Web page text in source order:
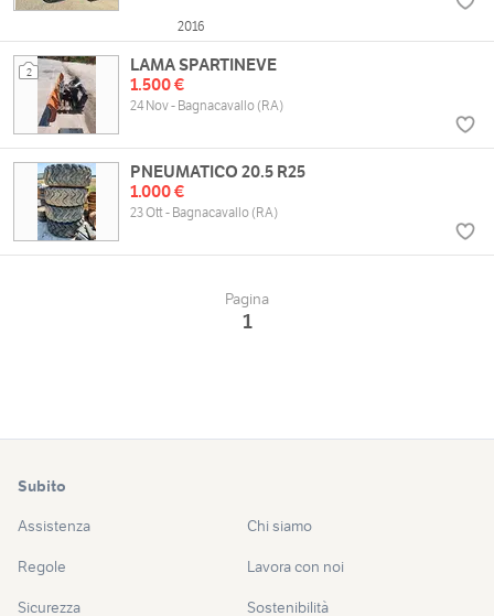
2016
2
LAMA SPARTINEVE
1.500 €
24 Nov - Bagnacavallo (RA)
PNEUMATICO 20.5 R25
1.000 €
23 Ott - Bagnacavallo (RA)
Pagina
1
Subito
Assistenza
Regole
Sicurezza
Chi siamo
Lavora con noi
Sostenibilità